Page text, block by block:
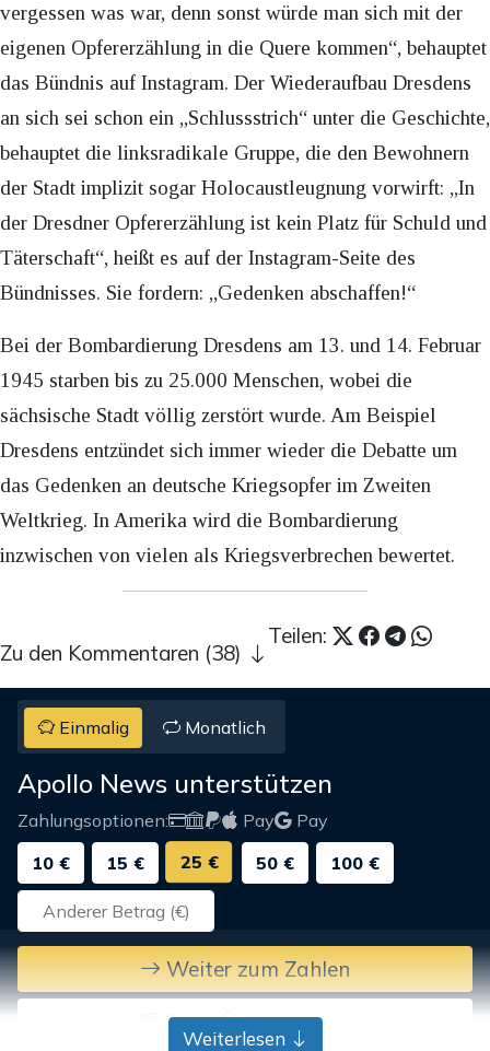
vergessen was war, denn sonst würde man sich mit der
eigenen Opfererzählung in die Quere kommen“, behauptet
das Bündnis auf Instagram. Der Wiederaufbau Dresdens
an sich sei schon ein „Schlussstrich“ unter die Geschichte,
behauptet die linksradikale Gruppe, die den Bewohnern
der Stadt implizit sogar Holocaustleugnung vorwirft: „In
der Dresdner Opfererzählung ist kein Platz für Schuld und
Täterschaft“, heißt es auf der Instagram-Seite des
Bündnisses. Sie fordern: „Gedenken abschaffen!“
Bei der Bombardierung Dresdens am 13. und 14. Februar
1945 starben bis zu 25.000 Menschen, wobei die
sächsische Stadt völlig zerstört wurde. Am Beispiel
Dresdens entzündet sich immer wieder die Debatte um
das Gedenken an deutsche Kriegsopfer im Zweiten
Weltkrieg. In Amerika wird die Bombardierung
inzwischen von vielen als Kriegsverbrechen bewertet.
Teilen:
Zu den Kommentaren (38)
Einmalig Monatlich
Apollo News unterstützen
Zahlungsoptionen: Pay
Pay
10 €
15 € 25 € 50 € 100 €
Weiter zum Zahlen
Bank-Überweisung
Weiterlesen